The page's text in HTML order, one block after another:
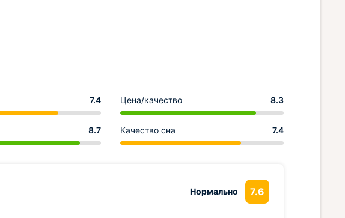
7.4 Цена/качество 8.3
8.7 Качество сна 7.4
Нормально 7.6